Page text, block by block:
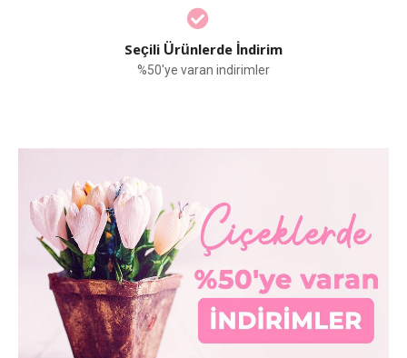
Seçili Ürünlerde İndirim
%50'ye varan indirimler